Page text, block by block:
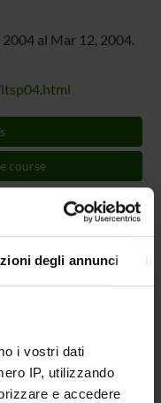
degli annunci
i vostri dati
IP, utilizzando
e accedere
2004 al Mar 12, 2004.
course
25/11/03)
it, 0 KB, 15/01/04)